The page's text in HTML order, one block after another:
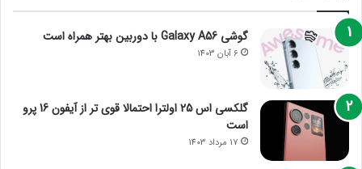
گوشی Galaxy A56 با دوربین بهتر همراه است
6 آبان 1403
گلکسی اس 25 اولترا احتمالا قوی تر از آیفون 16 پرو
است
17 مرداد 1403